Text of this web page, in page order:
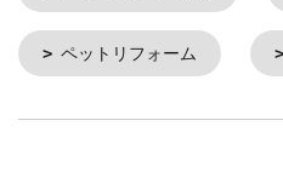
ペットリフォーム